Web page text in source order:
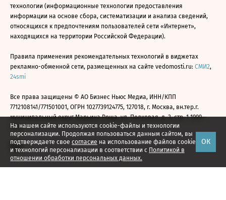
На нашем сайте используются cookie-файлы и технологии
персонализации. Продолжая пользоваться данным сайтом, вы
подтверждаете свое согласие на использование файлов cookie
и технологий персонализации в соответствии с Политикой в
отношении обработки персональных данных.
ОК
технологии (информационные технологии предоставления
информации на основе сбора, систематизации и анализа сведений,
относящихся к предпочтениям пользователей сети «Интернет»,
находящихся на территории Российской Федерации).
Правила применения рекомендательных технологий в виджетах
рекламно-обменной сети, размещенных на сайте vedomosti.ru: СМИ2,
24smi
Все права защищены © АО Бизнес Ньюс Медиа, ИНН/КПП
7712108141/771501001, ОГРН 1027739124775, 127018, г. Москва, вн.тер.г.
муниципальный округ Марьина Роща, ул. Полковая, д. 3, стр. 1 1999—
2026